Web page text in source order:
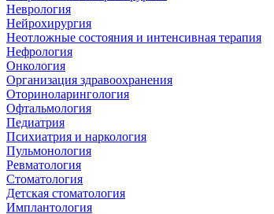
Неврология
Нейрохирургия
Неотложные состояния и интенсивная терапия
Нефрология
Онкология
Организация здравоохранения
Оториноларингология
Офтальмология
Педиатрия
Психиатрия и наркология
Пульмонология
Ревматология
Стоматология
Детская стоматология
Имплантология